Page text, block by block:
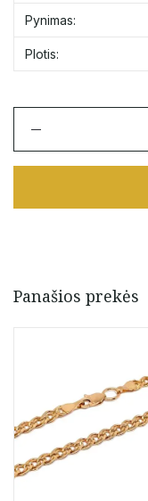
Pynimas:
Plotis:
Geltono
"Anchor"
Panašios prekės